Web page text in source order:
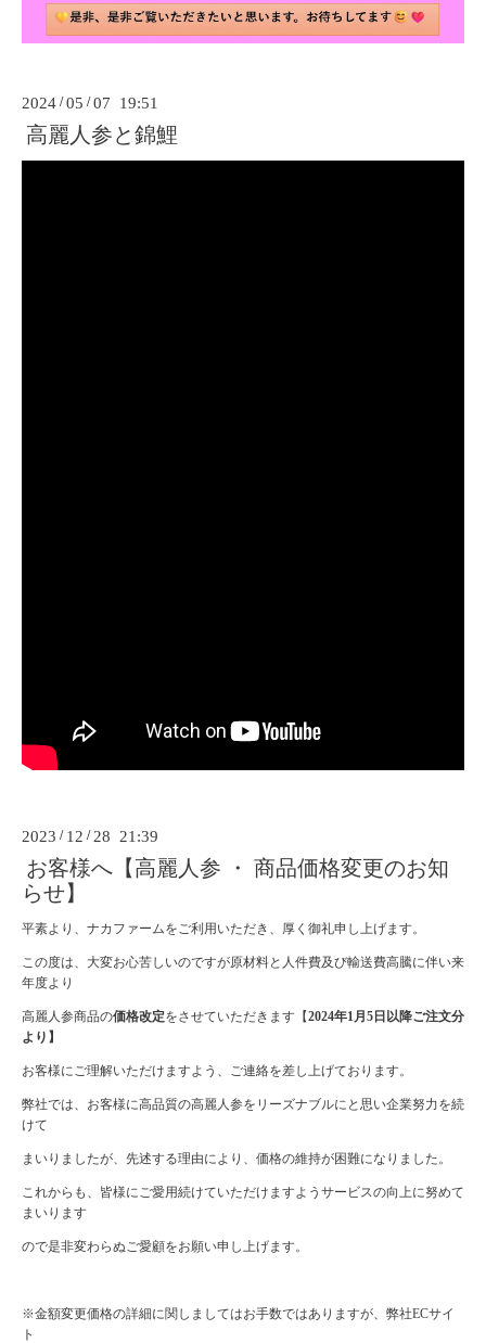
2024 /05 /07 19:51
高麗人参と錦鯉
2023 / 12 / 28 21:39
お客様へ【高麗人参 ・ 商品価格変更のお知
らせ】
平素より、ナカファームをご利用いただき、厚く御礼申し上げます。
この度は、大変お心苦しいのですが原材料と人件費及び輸送費高騰に伴い来
年度より
高麗人参商品の価格改定をさせていただきます【2024年1月5日以降ご注文分
より】
お客様にご理解いただけますよう、ご連絡を差し上げております。
弊社では、お客様に高品質の高麗人参をリーズナブルにと思い企業努力を続
けて
まいりましたが、先述する理由により、価格の維持が困難になりました。
これからも、皆様にご愛用続けていただけますようサービスの向上に努めて
まいります
ので是非変わらぬご愛顧をお願い申し上げます。
※金額変更価格の詳細に関しましてはお手数ではありますが、弊社ECサイ
ト